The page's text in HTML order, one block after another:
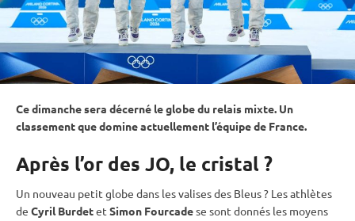
Ce dimanche sera décerné le globe du relais mixte. Un
classement que domine actuellement l’équipe de France.
Après l’or des JO, le cristal ?
Un nouveau petit globe dans les valises des Bleus ? Les athlètes
de Cyril Burdetet Simon Fourcadese sont donnés les moyens